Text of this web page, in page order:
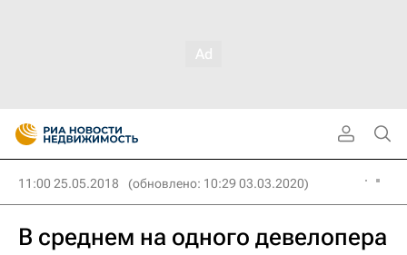
11:00 25.05.2018 (обновлено: 10:29 03.03.2020)
В среднем на одного девелопера